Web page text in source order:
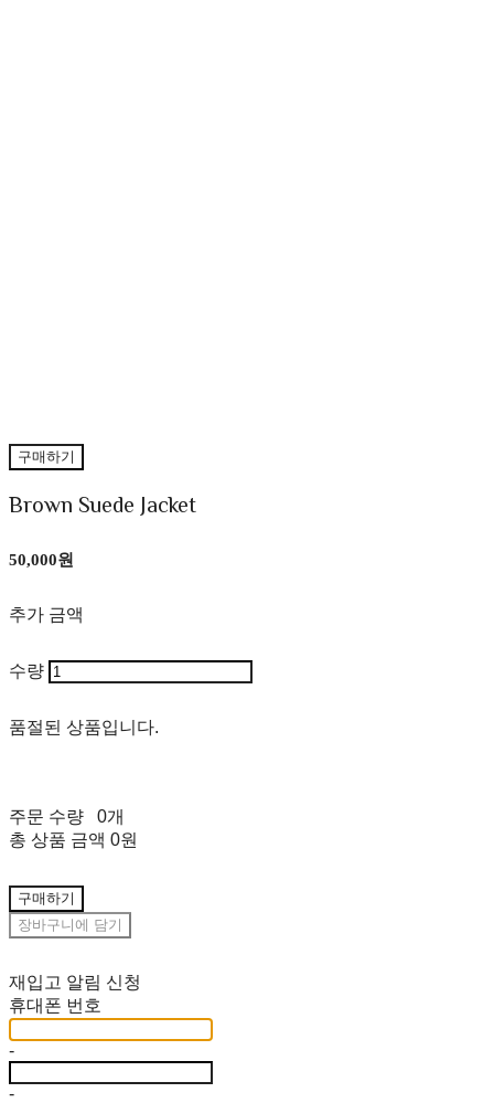
구매하기
Brown Suede Jacket
50,000원
추가 금액
수량
품절된 상품입니다.
주문 수량
0개
총 상품 금액 0원
구매하기
장바구니에 담기
재입고 알림 신청
휴대폰 번호
-
-